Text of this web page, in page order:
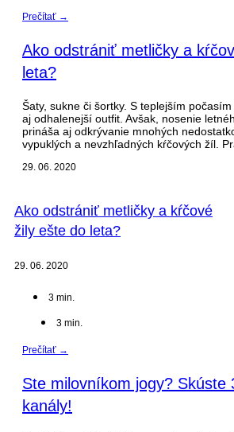
Prečítať →
Ako odstrániť metličky a
leta?
Šaty, sukne či šortky. S teplejším
aj odhalenejší outfit. Avšak, nosenie
prináša aj odkrývanie mnohých
vypuklých a nevzhľadných kŕčových žíl.
29. 06. 2020
Ako odstrániť metličky a kŕčové
žily ešte do leta?
29. 06. 2020
3 min.
3 min.
Prečítať →
Ste milovníkom jogy? Skúste
kanály!